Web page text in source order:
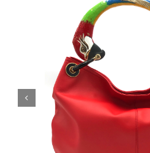
Cinture